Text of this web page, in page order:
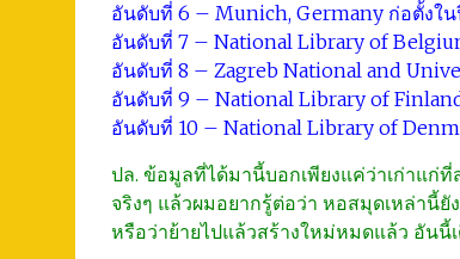
อันดับที่ 6 – Munich, Germany ก่อตั้งใน
อันดับที่ 7 – National Library of
อันดับที่ 8 – Zagreb National and
อันดับที่ 9 – National Library of
อันดับที่ 10 – National Library of
ปล. ข้อมูลที่ได้มานี้บอกเพียงแค่ว่าเก่าแก่
จริงๆ แล้วผมอยากรู้ต่อว่า หอสมุดเหล่านี้ยั
หรือว่าย้ายไปแล้วสร้างใหม่หมดแล้ว อัน